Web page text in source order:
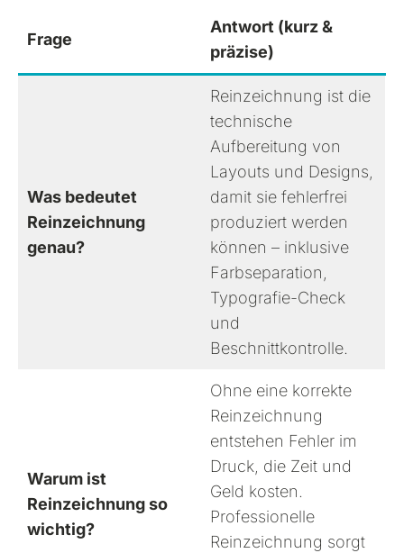
Frage
Antwort (kurz &
präzise)
Was bedeutet
Reinzeichnung
genau?
Reinzeichnung ist die
technische
Aufbereitung von
Layouts und Designs,
damit sie fehlerfrei
produziert werden
können – inklusive
Farbseparation,
Typografie-Check
und
Beschnittkontrolle.
Warum ist
Reinzeichnung so
wichtig?
Ohne eine korrekte
Reinzeichnung
entstehen Fehler im
Druck, die Zeit und
Geld kosten.
Professionelle
Reinzeichnung sorgt